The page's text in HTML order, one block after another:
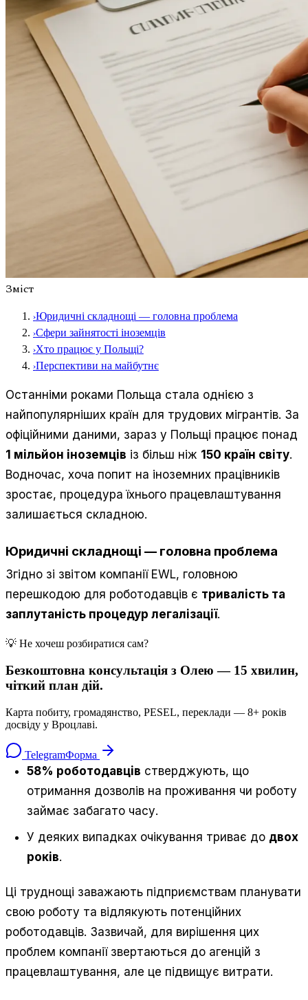
Зміст
›Юридичні складнощі — головна проблема
›Сфери зайнятості іноземців
›Хто працює у Польщі?
›Перспективи на майбутнє
Останніми роками Польща стала однією з
найпопулярніших країн для трудових мігрантів. За
офіційними даними, зараз у Польщі працює понад
1 мільйон іноземців із більш ніж 150 країн світу.
Водночас, хоча попит на іноземних працівників
зростає, процедура їхнього працевлаштування
залишається складною.
Юридичні складнощі — головна проблема
Згідно зі звітом компанії EWL, головною
перешкодою для роботодавців є тривалість та
заплутаність процедур легалізації.
💡 Не хочеш розбиратися сам?
Безкоштовна консультація з Олею — 15 хвилин,
чіткий план дій.
Карта побиту, громадянство, PESEL, переклади — 8+ років
досвіду у Вроцлаві.
TelegramФорма
58% роботодавців стверджують, що
отримання дозволів на проживання чи роботу
займає забагато часу.
У деяких випадках очікування триває до двох
років.
Ці труднощі заважають підприємствам планувати
свою роботу та відлякують потенційних
роботодавців. Зазвичай, для вирішення цих
проблем компанії звертаються до агенцій з
працевлаштування, але це підвищує витрати.